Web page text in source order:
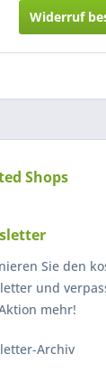
Widerruf
Shops
Sie den
und
mehr!
Archiv